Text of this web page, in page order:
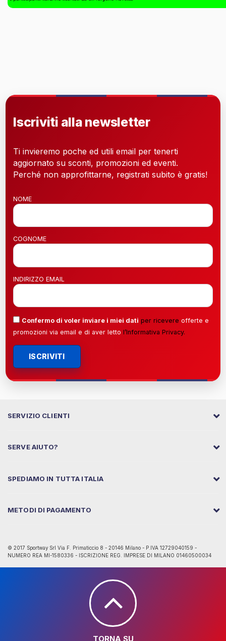
Iscriviti alla newsletter
Ti invieremo poche ed utili email per tenerti
aggiornato su sconti, promozioni ed eventi.
Perché non approfittarne, registrati subito è gratis!
NOME
COGNOME
INDIRIZZO EMAIL
Confermo di voler inviare i miei dati per ricevere offerte e
promozioni via email e di aver letto l’Informativa Privacy.
ISCRIVITI
SERVIZIO CLIENTI
SERVE AIUTO?
SPEDIAMO IN TUTTA ITALIA
METODI DI PAGAMENTO
© 2017 Sportway Srl Via F. Primaticcio 8 - 20146 Milano - P.IVA 12729040159 -
NUMERO REA MI-1580336 - ISCRIZIONE REG. IMPRESE DI MILANO 01460500034
TORNA SU